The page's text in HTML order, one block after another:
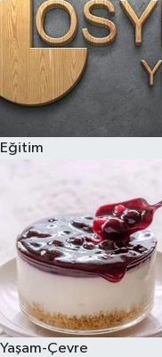
Eğitim
Yaşam-Çevre